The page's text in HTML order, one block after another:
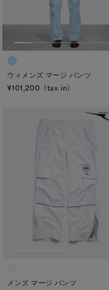
ウィメンズ マージ パンツ
¥101,200（tax in）
メンズ マージ パンツ